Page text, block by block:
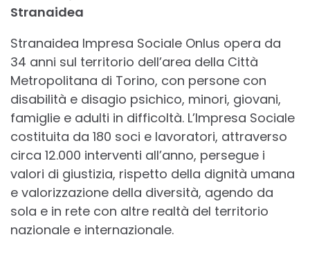
Stranaidea
Stranaidea Impresa Sociale Onlus opera da
34 anni sul territorio dell’area della Città
Metropolitana di Torino, con persone con
disabilità e disagio psichico, minori, giovani,
famiglie e adulti in difficoltà. L’Impresa Sociale
costituita da 180 soci e lavoratori, attraverso
circa 12.000 interventi all’anno, persegue i
valori di giustizia, rispetto della dignità umana
e valorizzazione della diversità, agendo da
sola e in rete con altre realtà del territorio
nazionale e internazionale.